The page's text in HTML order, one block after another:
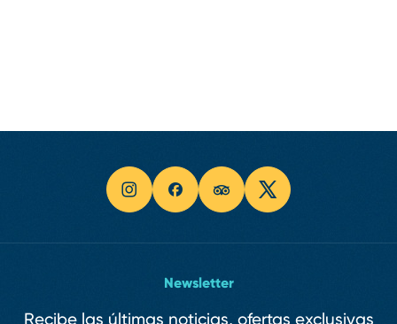
Newsletter
Recibe las últimas noticias, ofertas exclusivas